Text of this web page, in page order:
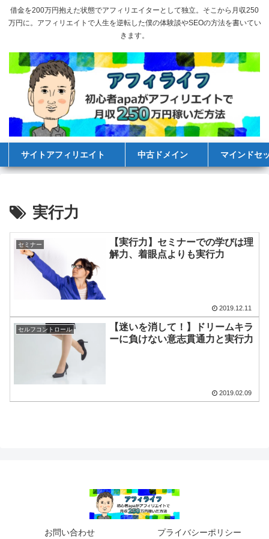
借金を200万円抱えた状態でアフィリエイターとして独立。そこから月収250
万円に。アフィリエイトで人生を逆転した僕の体験談やSEOの方法を書いてい
きます。
サイトアフィリエイト 中古ドメイン マインドセ
実行力
セミナー
【実行力】セミナーでの学びは理
解力、着眼点よりも実行力
2019.12.11
セルフコントロール
【迷いを消して！】ドリームキラ
ーに負けない意志貫通力と実行力
2019.02.09
お問い合わせ プライバシーポリシー